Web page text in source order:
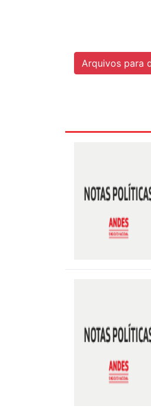
Arquivos para